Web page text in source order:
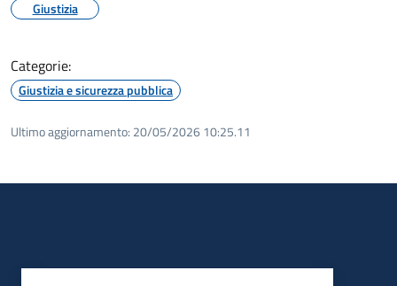
Giustizia
Categorie:
Giustizia e sicurezza pubblica
Ultimo aggiornamento: 20/05/2026 10:25.11